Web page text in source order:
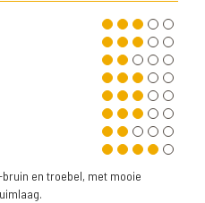
en troebel, met mooie